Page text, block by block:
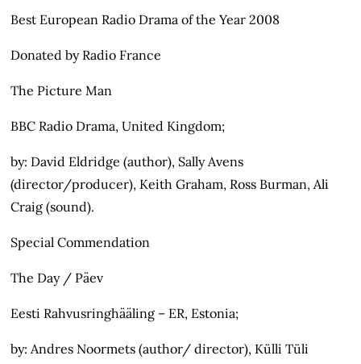
Best European Radio Drama of the Year 2008
Donated by Radio France
The Picture Man
BBC Radio Drama, United Kingdom;
by: David Eldridge (author), Sally Avens
(director/producer), Keith Graham, Ross Burman, Ali
Craig (sound).
Special Commendation
The Day / Päev
Eesti Rahvusringhääling – ER, Estonia;
by: Andres Noormets (author/ director), Külli Tüli